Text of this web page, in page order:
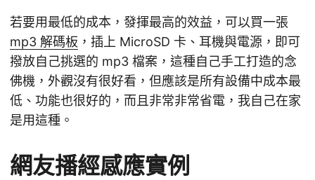
若要用最低的成本，發揮最高的效益，可以買一張
mp3 解碼板 ，插上 MicroSD 卡、耳機與電源，即可
撥放自己挑選的 mp3 檔案，這種自己手工打造的念
佛機，外觀沒有很好看，但應該是所有設備中成本最
低、功能也很好的，而且非常非常省電，我自己在家
是用這種。
網友播經感應實例